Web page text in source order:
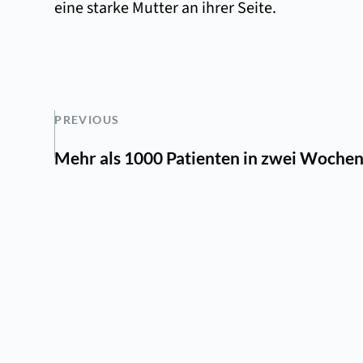
eine starke Mutter an ihrer Seite.
PREVIOUS
Mehr als 1000 Patienten in zwei Wochen